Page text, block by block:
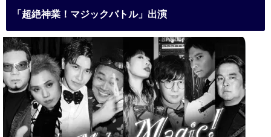
「超絶神業！マジックバトル」出演